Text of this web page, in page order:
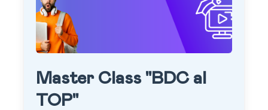
Master Class "BDC al
TOP"